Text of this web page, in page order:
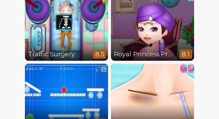
Traffic Surgery 8.5 Royal Princess Pregnant 8.1